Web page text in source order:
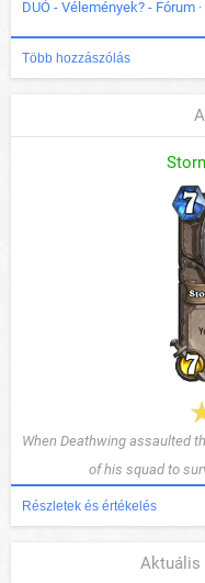
DUÓ - Vélemények? - Fórum
Több hozzászólás
When Deathwing assaulted
of his squad to
Részletek és értékelés
Aktuális